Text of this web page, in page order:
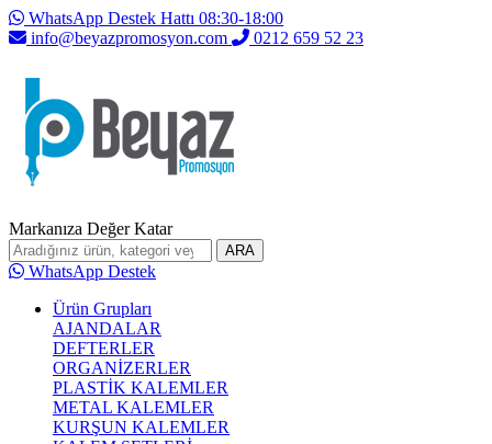
WhatsApp Destek Hattı 08:30-18:00
info@beyazpromosyon.com
0212 659 52 23
Markanıza Değer Katar
ARA
WhatsApp Destek
Ürün Grupları
AJANDALAR
DEFTERLER
ORGANİZERLER
PLASTİK KALEMLER
METAL KALEMLER
KURŞUN KALEMLER